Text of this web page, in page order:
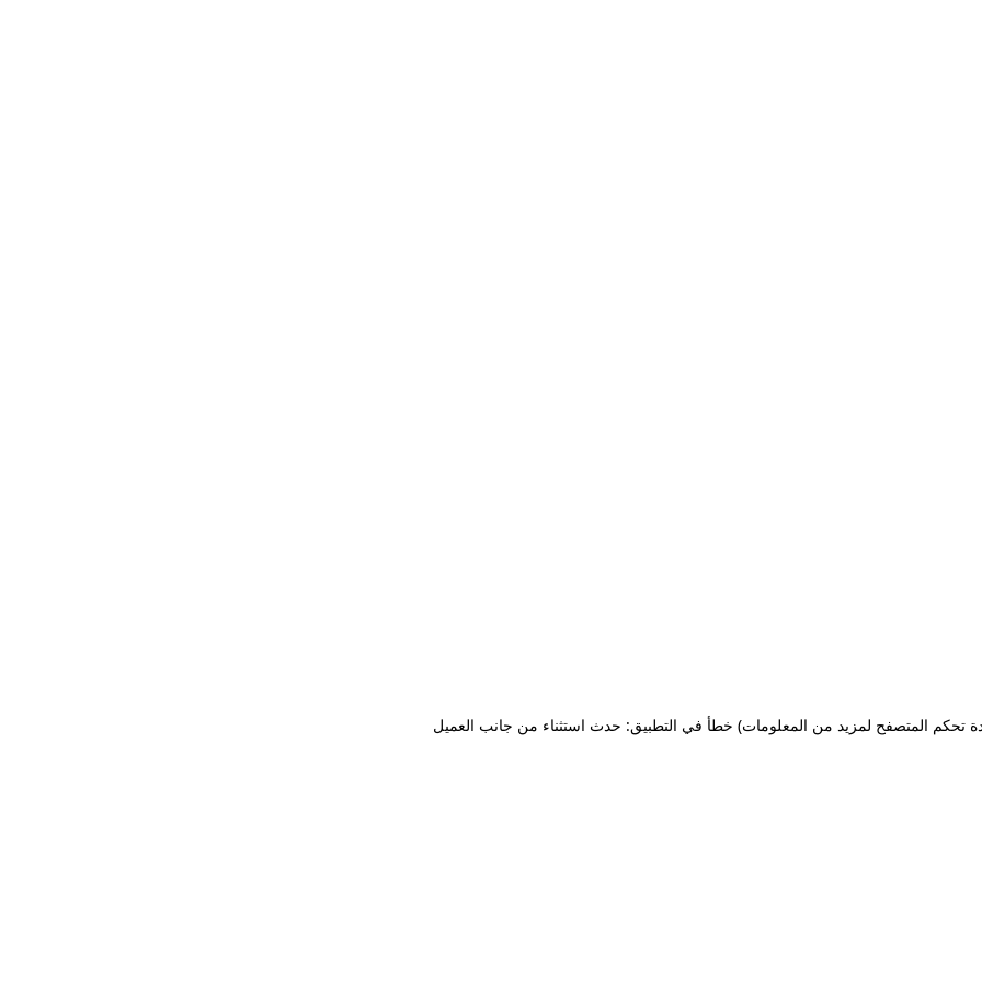
خطأ في التطبيق: حدث استثناء من جانب العميل تحكم المتصفح لمزيد من المعلومات)